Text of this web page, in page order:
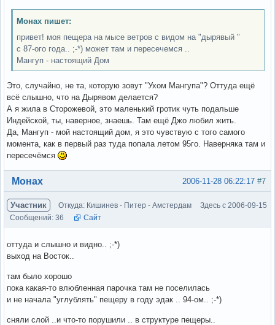
Монах пишет:
привет! моя пещера на мысе ветров с видом на "дырявый "
с 87-ого года.. ;-*) может там и пересечемся ..
Мангуп - настоящий Дом
Это, случайно, не та, которую зовут "Ухом Мангупа"? Оттуда ещё
всё слышно, что на Дырявом делается?
А я жила в Сторожевой, это маленький гротик чуть подальше
Индейской, ты, наверное, знаешь. Там ещё Джо любил жить.
Да, Мангуп - мой настоящий дом, я это чувствую с того самого
момента, как в первый раз туда попала летом 95го. Наверняка там и
пересечёмся
Вне форума #7
2006-11-28 06:22:17
Монах
Участник Откуда: Кишинев - Питер - Амстердам
Здесь с 2006-09-15
Сообщений: 36
Сайт
оттуда и слышно и видно.. ;-*)
выход на Восток..
там было хорошо
пока какая-то влюбленная парочка там не поселилась
и не начала "углублять" пещеру в году эдак .. 94-ом.. ;-*)
сняли слой ..и что-то порушили .. в структуре пещеры..